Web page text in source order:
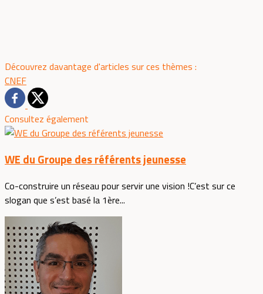
Découvrez davantage d'articles sur ces thèmes :
CNEF
Consultez également
WE du Groupe des référents jeunesse
Co-construire un réseau pour servir une vision !C’est sur ce
slogan que s’est basé la 1ère...